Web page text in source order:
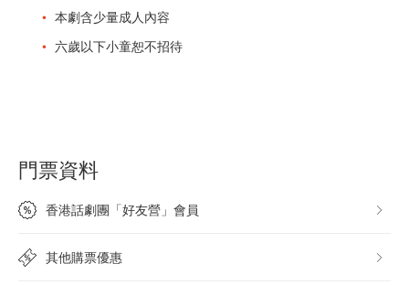
本劇含少量成人內容
六歲以下小童恕不招待
門票資料
香港話劇團「好友營」會員
其他購票優惠